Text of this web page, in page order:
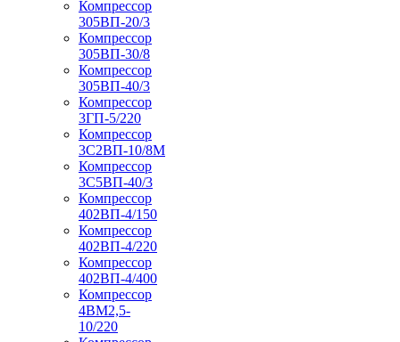
Компрессор
305ВП-20/3
Компрессор
305ВП-30/8
Компрессор
305ВП-40/3
Компрессор
3ГП-5/220
Компрессор
3С2ВП-10/8М
Компрессор
3С5ВП-40/3
Компрессор
402ВП-4/150
Компрессор
402ВП-4/220
Компрессор
402ВП-4/400
Компрессор
4ВМ2,5-
10/220